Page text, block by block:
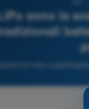
sono la
di volo e